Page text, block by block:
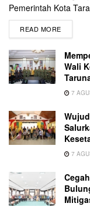
Pemerintah Kota
READ MORE
Wali
7
7